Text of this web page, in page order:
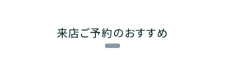
来店ご予約のおすすめ